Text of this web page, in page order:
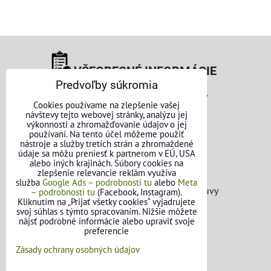
VŠEOBECNÉ INFORMÁCIE
Obchodné podmienky pre osoby
Obchodné podmienky pre firmy
Ochrana osobných údajov
Reklamačný poriadok
Formulár na odstúpenie od zmluvy
FAQ - Často kladené otázky
Predvoľby súkromia
Cookies používame na zlepšenie vašej
návštevy tejto webovej stránky, analýzu jej
výkonnosti a zhromažďovanie údajov o jej
používaní. Na tento účel môžeme použiť
nástroje a služby tretích strán a zhromaždené
údaje sa môžu preniesť k partnerom v EÚ, USA
alebo iných krajinách. Súbory cookies na
zlepšenie relevancie reklám využíva
služba Google Ads – podrobnosti tu alebo Meta
– podrobnosti tu (Facebook, Instagram).
Kliknutím na „Prijať všetky cookies“ vyjadrujete
svoj súhlas s týmto spracovaním. Nižšie môžete
nájsť podrobné informácie alebo upraviť svoje
preferencie
Zásady ochrany osobných údajov